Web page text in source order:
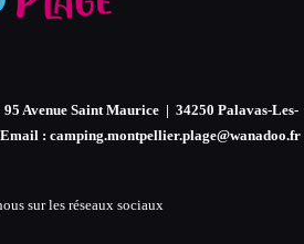
Avenue Saint Maurice | 34250 Palavas-Les-
: camping.montpellier.plage@wanadoo.fr
sur les réseaux sociaux